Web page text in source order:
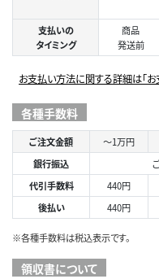
支払いの
タイミング
商品
発送前
お支払い方法に関する詳細は「お
各種手数料
ご注文金額 ～1万円
銀行振込
代引手数料
440円
後払い
440円
※各種手数料は税込表示です。
領収書について